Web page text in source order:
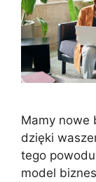
Mamy nowe
dzięki
tego
model